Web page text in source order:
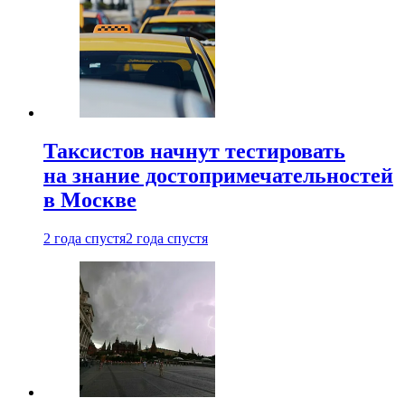
Таксистов начнут тестировать
на знание достопримечательностей
в Москве
2 года спустя2 года спустя